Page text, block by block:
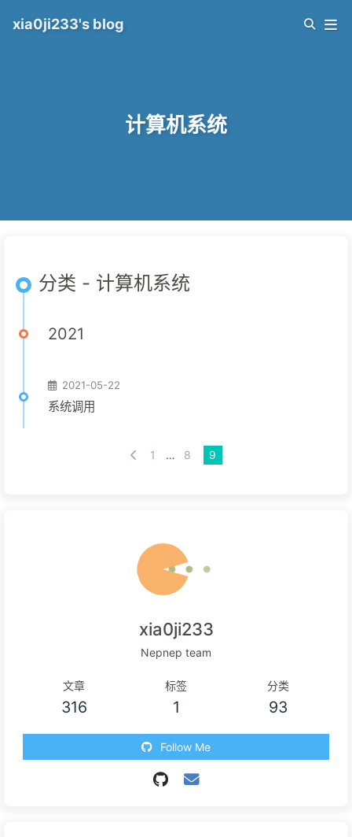
xia0ji233's blog
计算机系统
分类 - 计算机系统
2021
2021-05-22
系统调用
1 … 8 9
xia0ji233
Nepnep team
文章
316
标签
1
分类
93
Follow Me